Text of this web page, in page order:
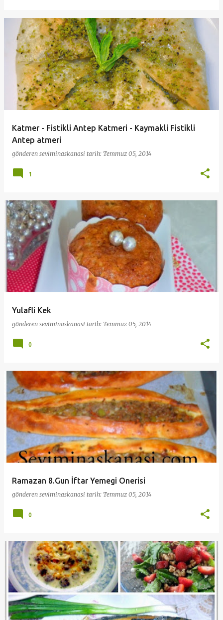
Katmer - Fistikli Antep Katmeri - Kaymakli Fistikli
Antep atmeri
gönderen seviminaskanasi tarih: Temmuz 05, 2014
1
Yulafli Kek
gönderen seviminaskanasi tarih: Temmuz 05, 2014
0
Ramazan 8.Gun İftar Yemegi Onerisi
gönderen seviminaskanasi tarih: Temmuz 05, 2014
0